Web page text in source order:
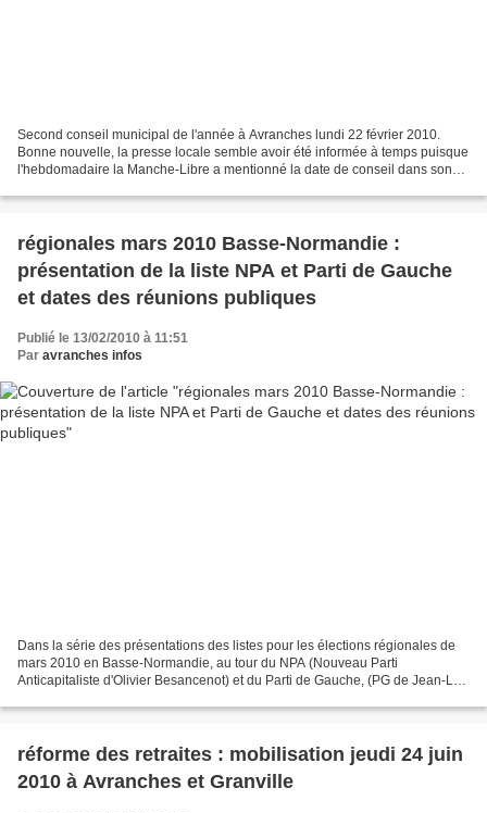
Second conseil municipal de l'année à Avranches lundi 22 février 2010.
Bonne nouvelle, la presse locale semble avoir été informée à temps puisque
l'hebdomadaire la Manche-Libre a mentionné la date de conseil dans son
régionales mars 2010 Basse-Normandie :
présentation de la liste NPA et Parti de Gauche
et dates des réunions publiques
Publié le 13/02/2010 à 11:51
Par avranches infos
Dans la série des présentations des listes pour les élections régionales de
mars 2010 en Basse-Normandie, au tour du NPA (Nouveau Parti
Anticapitaliste d'Olivier Besancenot) et du Parti de Gauche, (PG de Jean-Luc
réforme des retraites : mobilisation jeudi 24 juin
2010 à Avranches et Granville